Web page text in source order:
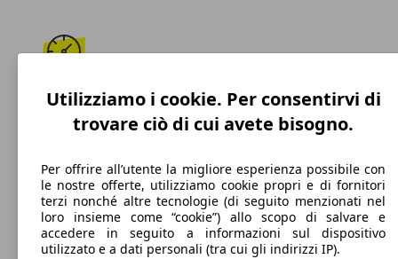
189 km/h
Velocità massima
Diesel
Carburante
Utilizziamo i cookie. Per consentirvi di
trovare ciò di cui avete bisogno.
Per offrire all’utente la migliore esperienza possibile con
le nostre offerte, utilizziamo cookie propri e di fornitori
terzi nonché altre tecnologie (di seguito menzionati nel
loro insieme come “cookie”) allo scopo di salvare e
accedere in seguito a informazioni sul dispositivo
utilizzato e a dati personali (tra cui gli indirizzi IP).